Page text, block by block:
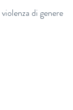
violenza di genere